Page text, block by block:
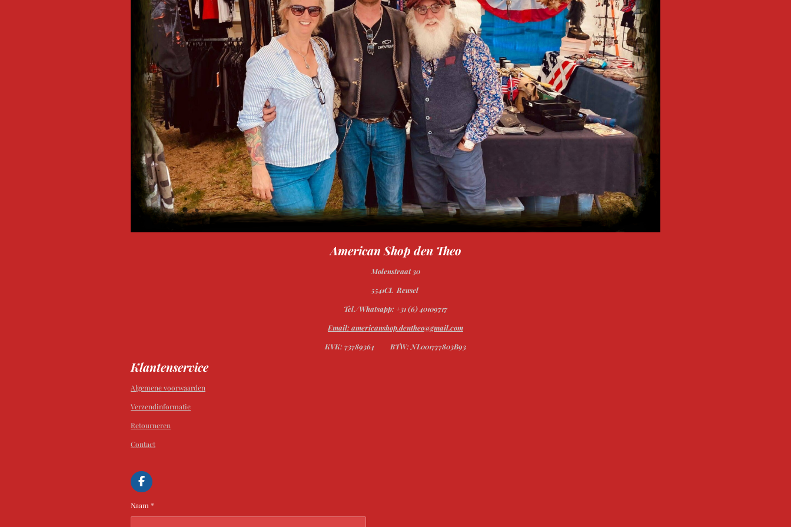
American Shop den Theo
Molenstraat 30
5541CL Reusel
Tel./Whatsapp: +31 (6) 40109717
Email: americanshop.dentheo@gmail.com
KVK: 73789364 BTW: NL001777803B93
Klantenservice
Algemene voorwaarden
Verzendinformatie
Retourneren
Contact
F
a
c
Naam *